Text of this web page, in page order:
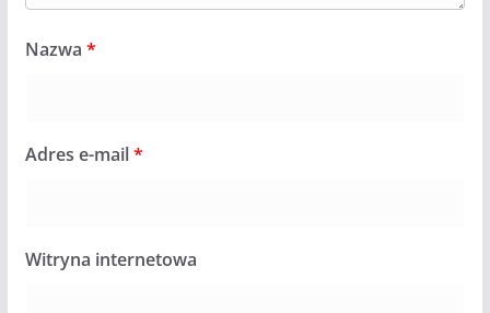
Nazwa *
Adres e-mail*
Witryna internetowa